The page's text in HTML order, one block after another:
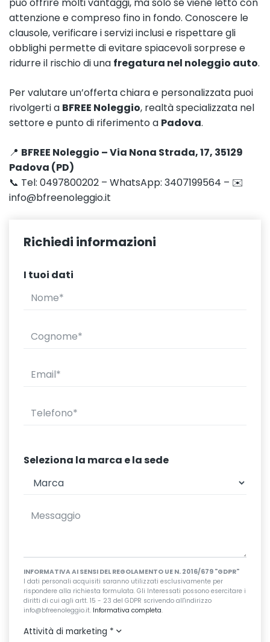
può offrire molti vantaggi, ma solo se viene letto con
attenzione e compreso fino in fondo. Conoscere le
clausole, verificare i servizi inclusi e rispettare gli
obblighi permette di evitare spiacevoli sorprese e
ridurre il rischio di una fregatura nel noleggio auto.
Per valutare un’offerta chiara e personalizzata puoi
rivolgerti a BFREE Noleggio, realtà specializzata nel
settore e punto di riferimento a Padova.
📍 BFREE Noleggio – Via Nona Strada, 17, 35129
Padova (PD)
📞 Tel: 0497800202 – WhatsApp: 3407199564 – ✉️
info@bfreenoleggio.it
Richiedi informazioni
I tuoi dati
Seleziona la marca e la sede
INFORMATIVA AI SENSI DEL REGOLAMENTO UE N. 2016/679 "GDPR"
I dati personali acquisiti saranno utilizzati esclusivamente per
rispondere alla richiesta formulata. Gli Interessati possono esercitare i
diritti di cui agli artt. 15 - 23 del GDPR scrivendo all'indirizzo
info@bfreenoleggio.it. Informativa completa.
Attività di marketing *